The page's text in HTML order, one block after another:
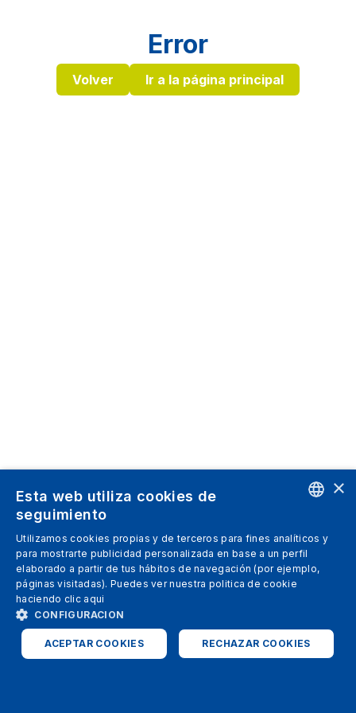
Error
Volver Ir a la página principal
SPANISH
ITALIAN
ENGLISH
×
Esta web utiliza cookies de
seguimiento
Utilizamos cookies propias y de terceros para fines analíticos y
para mostrarte publicidad personalizada en base a un perfil
elaborado a partir de tus hábitos de navegación (por ejemplo,
páginas visitadas). Puedes ver nuestra politica de cookie
haciendo clic aqui
CONFIGURACION
ACEPTAR COOKIES RECHAZAR COOKIES